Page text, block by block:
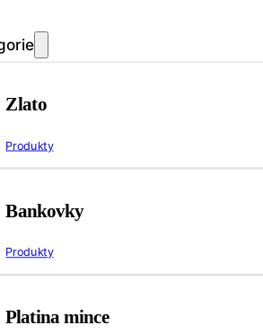
Zlato
Produkty
Bankovky
Produkty
Platina mince